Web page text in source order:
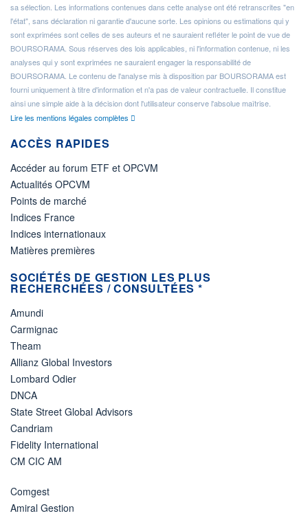
sa sélection. Les informations contenues dans cette analyse ont été retranscrites "en
l'état", sans déclaration ni garantie d'aucune sorte. Les opinions ou estimations qui y
sont exprimées sont celles de ses auteurs et ne sauraient refléter le point de vue de
BOURSORAMA. Sous réserves des lois applicables, ni l'information contenue, ni les
analyses qui y sont exprimées ne sauraient engager la responsabilité de
BOURSORAMA. Le contenu de l'analyse mis à disposition par BOURSORAMA est
fourni uniquement à titre d'information et n'a pas de valeur contractuelle. Il constitue
ainsi une simple aide à la décision dont l'utilisateur conserve l'absolue maîtrise.
Lire les mentions légales complètes
ACCÈS RAPIDES
Accéder au forum ETF et OPCVM
Actualités OPCVM
Points de marché
Indices France
Indices internationaux
Matières premières
SOCIÉTÉS DE GESTION LES PLUS
RECHERCHÉES / CONSULTÉES *
Amundi
Carmignac
Theam
Allianz Global Investors
Lombard Odier
DNCA
State Street Global Advisors
Candriam
Fidelity International
CM CIC AM
Comgest
Amiral Gestion